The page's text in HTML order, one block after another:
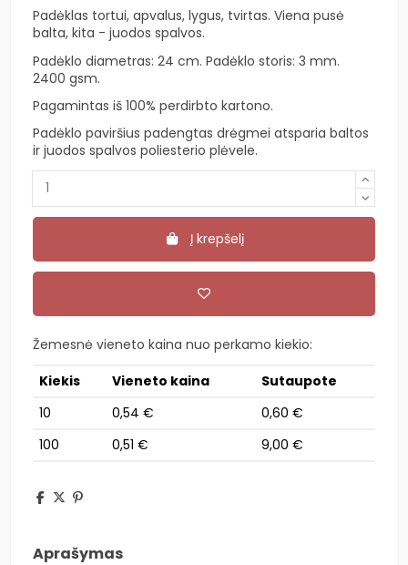
Padėklas tortui, apvalus, lygus, tvirtas. Viena pusė
balta, kita - juodos spalvos.
Padėklo diametras: 24 cm. Padėklo storis: 3 mm.
2400 gsm.
Pagamintas iš 100% perdirbto kartono.
Padėklo paviršius padengtas drėgmei atsparia baltos
ir juodos spalvos poliesterio plėvele.
Į krepšelį
Žemesnė vieneto kaina nuo perkamo kiekio:
Kiekis
Vieneto kaina
Sutaupote
10
0,54 €
0,60 €
100
0,51 € 9,00 €
Aprašymas